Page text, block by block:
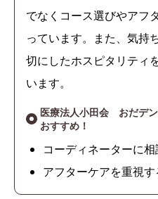
でなくコース選びやアフ
っています。また、気持
切にしたホスピタリティ
います。
医療法人小田会 おだデ
おすすめ！
コーディネーターに
アフターケアを重視